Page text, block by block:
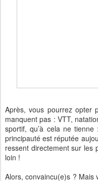
Après, vous pourrez
manquent pas : VTT,
sportif, qu’à cela ne
principauté est réputée
ressent directement sur les
loin !
Alors, convaincu(e)s ? Mais